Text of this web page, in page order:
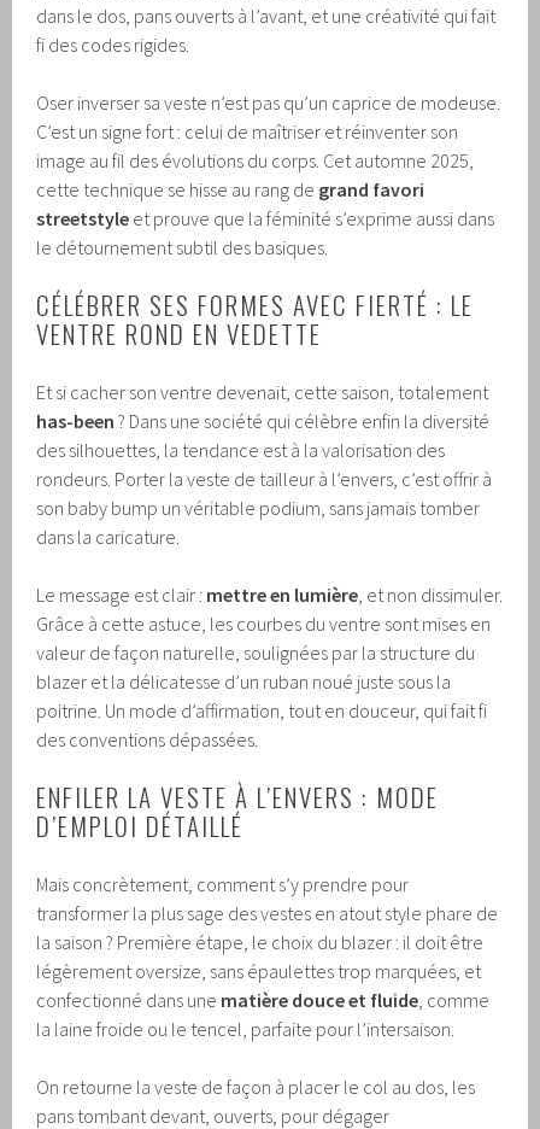
dans le dos, pans ouverts à l’avant, et une créativité qui fait
fi des codes rigides.
Oser inverser sa veste n’est pas qu’un caprice de modeuse.
C’est un signe fort : celui de maîtriser et réinventer son
image au fil des évolutions du corps. Cet automne 2025,
cette technique se hisse au rang de grand favori
streetstyle et prouve que la féminité s’exprime aussi dans
le détournement subtil des basiques.
CÉLÉBRER SES FORMES AVEC FIERTÉ : LE
VENTRE ROND EN VEDETTE
Et si cacher son ventre devenait, cette saison, totalement
has-been ? Dans une société qui célèbre enfin la diversité
des silhouettes, la tendance est à la valorisation des
rondeurs. Porter la veste de tailleur à l’envers, c’est offrir à
son baby bump un véritable podium, sans jamais tomber
dans la caricature.
Le message est clair : mettre en lumière , et non dissimuler.
Grâce à cette astuce, les courbes du ventre sont mises en
valeur de façon naturelle, soulignées par la structure du
blazer et la délicatesse d’un ruban noué juste sous la
poitrine. Un mode d’affirmation, tout en douceur, qui fait fi
des conventions dépassées.
ENFILER LA VESTE À L’ENVERS : MODE
D’EMPLOI DÉTAILLÉ
Mais concrètement, comment s’y prendre pour
transformer la plus sage des vestes en atout style phare de
la saison ? Première étape, le choix du blazer : il doit être
légèrement oversize, sans épaulettes trop marquées, et
confectionné dans une matière douce et fluide , comme
la laine froide ou le tencel, parfaite pour l’intersaison.
On retourne la veste de façon à placer le col au dos, les
pans tombant devant, ouverts, pour dégager